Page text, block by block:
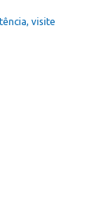
visite